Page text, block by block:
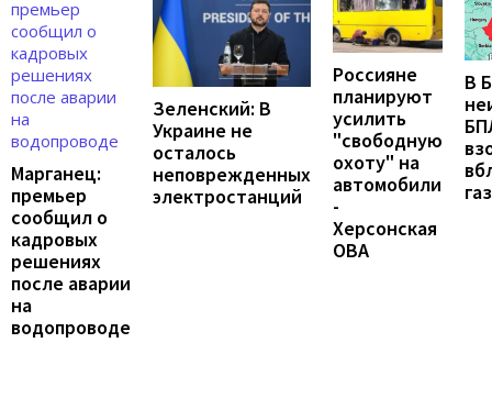
Марганец:
премьер
сообщил о
кадровых
решениях
после аварии
на
водопроводе
Зеленский: В
Украине не
осталось
неповрежденных
электростанций
Россияне
планируют
усилить
"свободную
охоту" на
автомобили
-
Херсонская
ОВА
В